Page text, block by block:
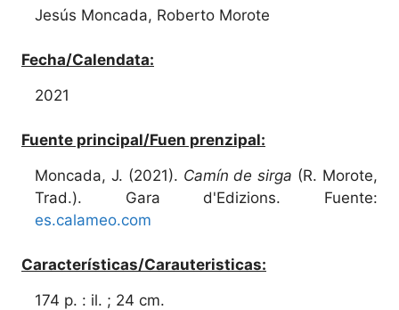
Jesús Moncada, Roberto Morote
Fecha/Calendata:
2021
Fuente principal/Fuen prenzipal:
Moncada, J. (2021). Camín de sirga (R. Morote,
Trad.). Gara d'Edizions. Fuente:
es.calameo.com
Características/Carauteristicas:
174 p. : il. ; 24 cm.